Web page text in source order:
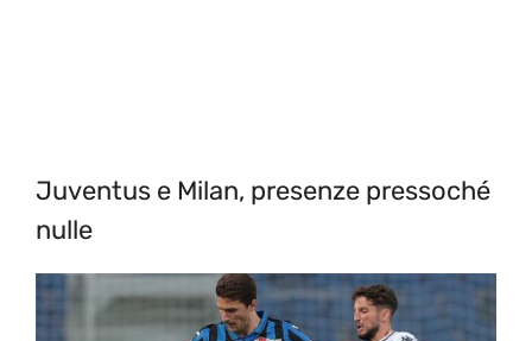
Juventus e Milan, presenze pressoché
nulle